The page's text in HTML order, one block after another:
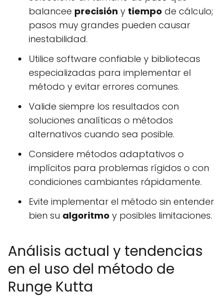
balancee precisión y tiempo de cálculo;
pasos muy grandes pueden causar
inestabilidad.
Utilice software confiable y bibliotecas
especializadas para implementar el
método y evitar errores comunes.
Valide siempre los resultados con
soluciones analíticas o métodos
alternativos cuando sea posible.
Considere métodos adaptativos o
implícitos para problemas rígidos o con
condiciones cambiantes rápidamente.
Evite implementar el método sin entender
bien su algoritmo y posibles limitaciones.
Análisis actual y tendencias
en el uso del método de
Runge Kutta